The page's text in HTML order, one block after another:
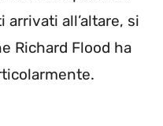
all’altare, si
Richard Flood ha